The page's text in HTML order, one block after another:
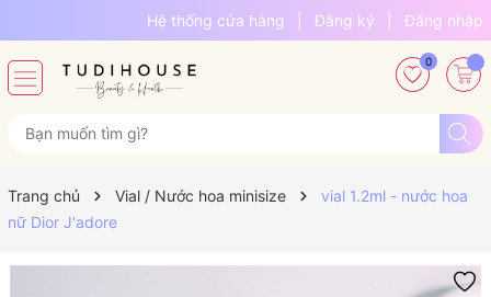
Hệ thống cửa hàng Đăng ký Đăng nhập
0
Trang chủ Vial / Nước hoa minisize
vial 1.2ml - nước hoa
nữ Dior J'adore